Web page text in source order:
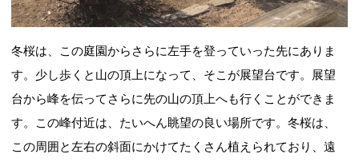
冬桜は、この庭園からさらに左手を登っていった先にありま
す。少し歩くと山の頂上になって、そこが展望台です。展望
台から峰を伝ってさらに先の山の頂上へも行くことができま
す。この峰付近は、たいへん眺望の良い場所です。冬桜は、
この周囲と左右の斜面にかけてたくさん植えられており、遠